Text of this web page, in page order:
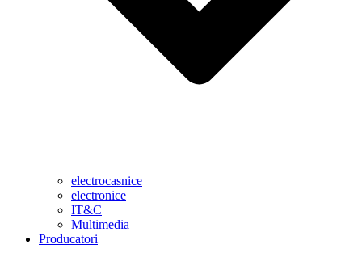
electrocasnice
electronice
IT&C
Multimedia
Producatori